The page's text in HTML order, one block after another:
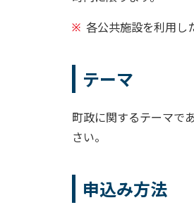
各公共施設を利用し
テーマ
町政に関するテーマで
さい。
申込み方法